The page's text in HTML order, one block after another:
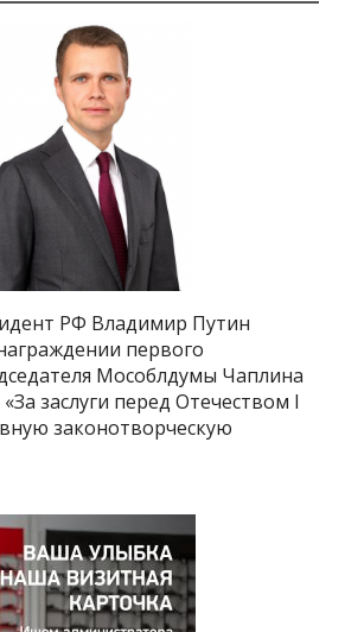
РФ Владимир Путин
первого
Мособлдумы Чаплина
заслуги перед Отечеством I
законотворческую